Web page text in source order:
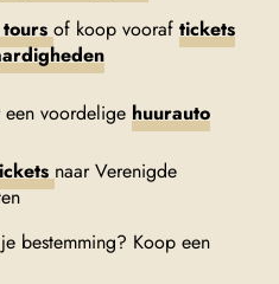
of koop vooraf tickets
voordelige huurauto
naar Verenigde
bestemming? Koop een